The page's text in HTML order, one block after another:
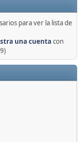
para ver la lista de
una cuenta con